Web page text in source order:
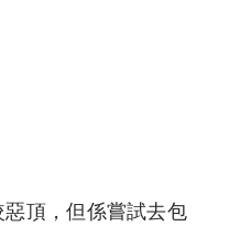
頂，但係嘗試去包